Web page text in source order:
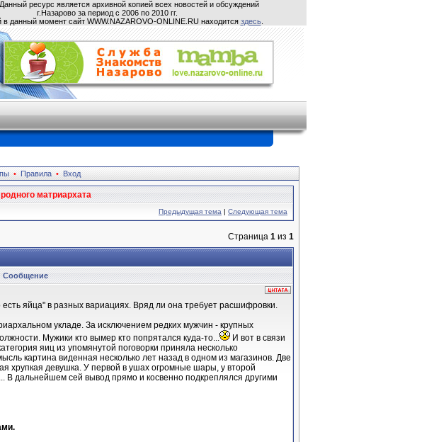
Данный ресурс является архивной копией всех новостей и обсуждений
г.Назарово за период с 2006 по 2010 гг.
данный момент сайт WWW.NAZAROVO-ONLINE.RU находится здесь.
• Правила • Вход
матриархата
Предыдущая тема | Следующая тема
Страница 1 из 1
Сообщение
есть яйца" в разных вариациях. Вряд ли она требует расшифровки.
укладе. За исключением редких мужчин - крупных
Мужики кто вымер кто попрятался куда-то...
И вот в связи
яиц из упомянутой поговорки приняла несколько
картина виденная несколько лет назад в одном из магазинов. Две
хрупкая девушка. У первой в ушах огромные шары, у второй
В дальнейшем сей вывод прямо и косвенно подкреплялся другими